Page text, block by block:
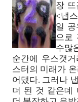
장 뜨
<냅
일
으로
수많
순간에 우스갯
스터의 미래가
어댔다. 그러나
더 된 것 같은데